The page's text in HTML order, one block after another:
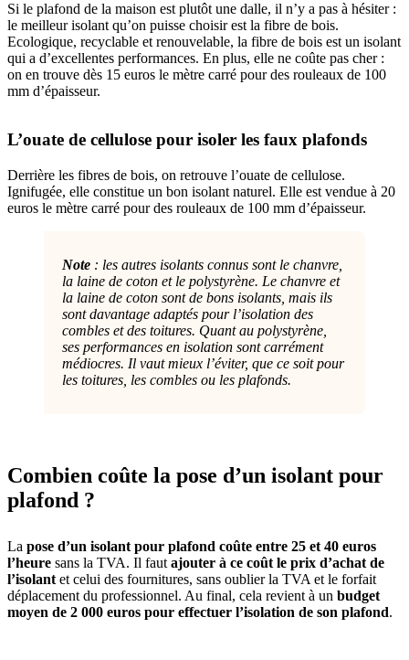
Si le plafond de la maison est plutôt une dalle, il n’y a pas à hésiter :
le meilleur isolant qu’on puisse choisir est la fibre de bois.
Ecologique, recyclable et renouvelable, la fibre de bois est un isolant
qui a d’excellentes performances. En plus, elle ne coûte pas cher :
on en trouve dès 15 euros le mètre carré pour des rouleaux de 100
mm d’épaisseur.
L’ouate de cellulose pour isoler les faux plafonds
Derrière les fibres de bois, on retrouve l’ouate de cellulose.
Ignifugée, elle constitue un bon isolant naturel. Elle est vendue à 20
euros le mètre carré pour des rouleaux de 100 mm d’épaisseur.
Note : les autres isolants connus sont le chanvre,
la laine de coton et le polystyrène. Le chanvre et
la laine de coton sont de bons isolants, mais ils
sont davantage adaptés pour l’isolation des
combles et des toitures. Quant au polystyrène,
ses performances en isolation sont carrément
médiocres. Il vaut mieux l’éviter, que ce soit pour
les toitures, les combles ou les plafonds.
Combien coûte la pose d’un isolant pour
plafond ?
La pose d’un isolant pour plafond coûte entre 25 et 40 euros
l’heure sans la TVA. Il faut ajouter à ce coût le prix d’achat de
l’isolant et celui des fournitures, sans oublier la TVA et le forfait
déplacement du professionnel. Au final, cela revient à un budget
moyen de 2 000 euros pour effectuer l’isolation de son plafond.